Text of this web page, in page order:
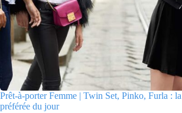
Prêt-à-porter Femme | Twin Set, Pinko, Furla :
préférée du jour